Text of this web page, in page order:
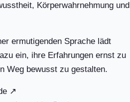
Körperwahrnehmung und
ermutigenden Sprache lädt
ein, ihre Erfahrungen ernst zu
Weg bewusst zu gestalten.
↗